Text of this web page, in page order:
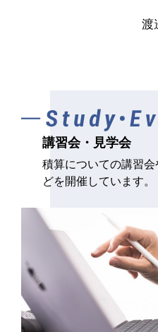
1月30日(金)～2月1日(日)の間
渡
講習会・見学会
積算についての講習
どを開催しています。